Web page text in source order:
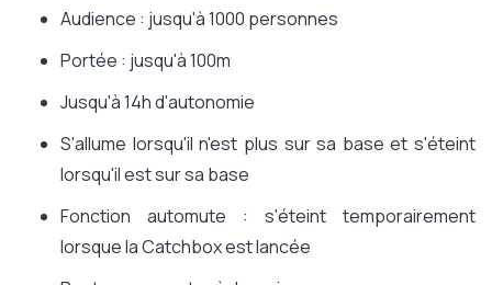
Audience : jusqu'à 1000 personnes
Portée : jusqu'à 100m
Jusqu'à 14h d'autonomie
S'allume lorsqu'il n'est plus sur sa base et s'éteint
lorsqu'il est sur sa base
Fonction automute : s'éteint temporairement
lorsque la Catchbox est lancée